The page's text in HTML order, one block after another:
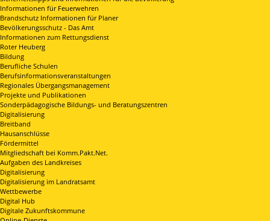
Informationen für Feuerwehren
Brandschutz Informationen für Planer
Bevölkerungsschutz - Das Amt
Informationen zum Rettungsdienst
Roter Heuberg
Bildung
Berufliche Schulen
Berufsinformationsveranstaltungen
Regionales Übergangsmanagement
Projekte und Publikationen
Sonderpädagogische Bildungs- und Beratungszentren
Digitalisierung
Breitband
Hausanschlüsse
Fördermittel
Mitgliedschaft bei Komm.Pakt.Net.
Aufgaben des Landkreises
Digitalisierung
Digitalisierung im Landratsamt
Wettbewerbe
Digital Hub
Digitale Zukunftskommune